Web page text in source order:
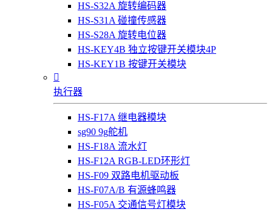
HS-S32A 旋转编码器
HS-S31A 碰撞传感器
HS-S28A 旋转电位器
HS-KEY4B 独立按键开关模块4P
HS-KEY1B 按键开关模块

执行器
HS-F17A 继电器模块
sg90 9g舵机
HS-F18A 流水灯
HS-F12A RGB-LED环形灯
HS-F09 双路电机驱动板
HS-F07A/B 有源蜂鸣器
HS-F05A 交通信号灯模块